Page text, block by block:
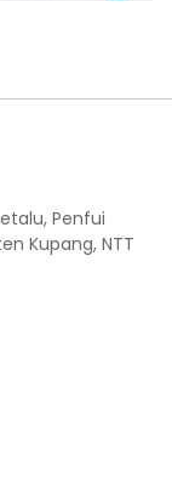
Penfui
Kupang, NTT